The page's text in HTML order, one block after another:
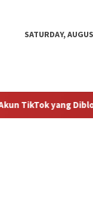
SATURDAY,
yang Diblokir